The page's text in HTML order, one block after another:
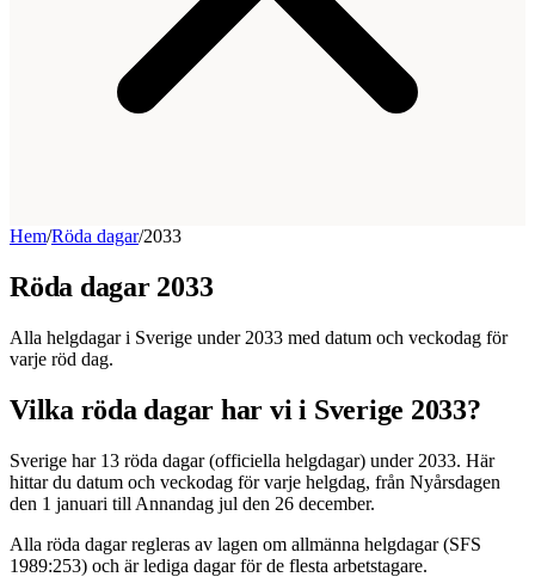
Hem/Röda dagar/2033
Röda dagar 2033
Alla helgdagar i Sverige under 2033 med datum och veckodag för
varje röd dag.
Vilka röda dagar har vi i Sverige 2033?
Sverige har 13 röda dagar (officiella helgdagar) under 2033. Här
hittar du datum och veckodag för varje helgdag, från Nyårsdagen
den 1 januari till Annandag jul den 26 december.
Alla röda dagar regleras av lagen om allmänna helgdagar (SFS
1989:253) och är lediga dagar för de flesta arbetstagare.